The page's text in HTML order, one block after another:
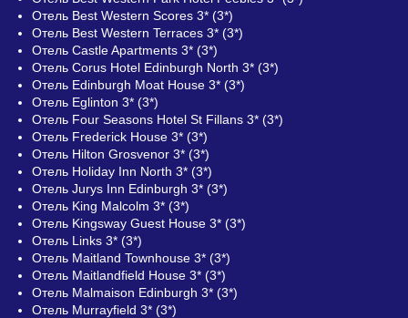
Отель Best Western Scores 3* (3*)
Отель Best Western Terraces 3* (3*)
Отель Castle Apartments 3* (3*)
Отель Corus Hotel Edinburgh North 3* (3*)
Отель Edinburgh Moat House 3* (3*)
Отель Eglinton 3* (3*)
Отель Four Seasons Hotel St Fillans 3* (3*)
Отель Frederick House 3* (3*)
Отель Hilton Grosvenor 3* (3*)
Отель Holiday Inn North 3* (3*)
Отель Jurys Inn Edinburgh 3* (3*)
Отель King Malcolm 3* (3*)
Отель Kingsway Guest House 3* (3*)
Отель Links 3* (3*)
Отель Maitland Townhouse 3* (3*)
Отель Maitlandfield House 3* (3*)
Отель Malmaison Edinburgh 3* (3*)
Отель Murrayfield 3* (3*)